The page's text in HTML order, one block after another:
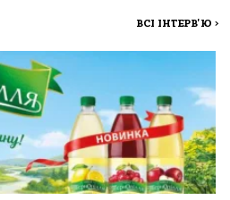
ВСІ ІНТЕРВ'Ю >